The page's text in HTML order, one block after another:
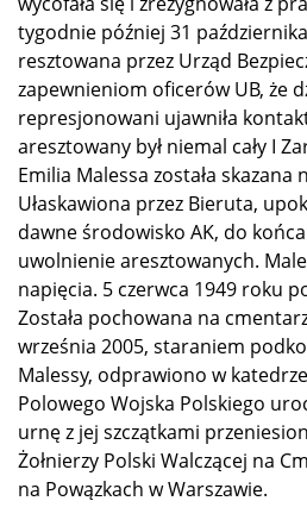
tygodnie później 31
resztowana przez Urząd
zapewnieniom oficerów UB, że
represjonowani ujawniła
aresztowany był niemal cały I
Emilia Malessa została skazana
Ułaskawiona przez Bieruta,
dawne środowisko AK, do
uwolnienie aresztowanych.
napięcia. 5 czerwca 1949 roku
Została pochowana na
września 2005, staraniem
Malessy, odprawiono w
Polowego Wojska Polskiego
urnę z jej szczątkami
Żołnierzy Polski Walczącej na
na Powązkach w Warszawie.